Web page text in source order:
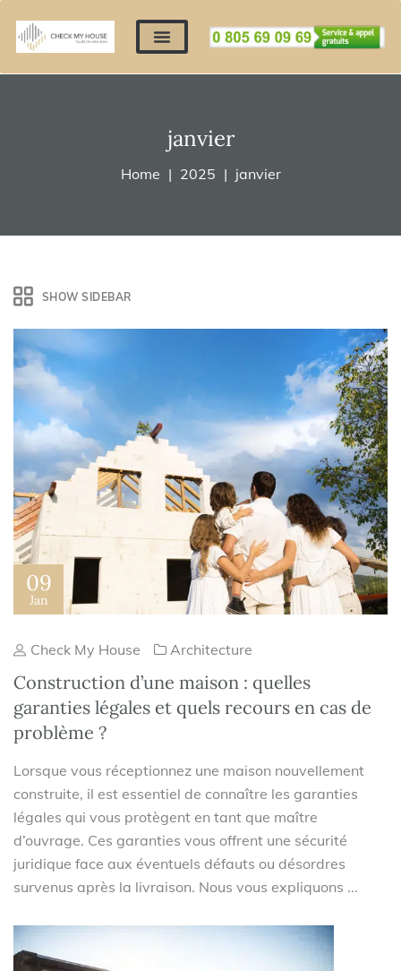
janvier
Home 2025 janvier
SHOW SIDEBAR
09
Jan
Check My House Architecture
Construction d’une maison : quelles
garanties légales et quels recours en cas de
problème ?
Lorsque vous réceptionnez une maison nouvellement
construite, il est essentiel de connaître les garanties
légales qui vous protègent en tant que maître
d’ouvrage. Ces garanties vous offrent une sécurité
juridique face aux éventuels défauts ou désordres
survenus après la livraison. Nous vous expliquons ...